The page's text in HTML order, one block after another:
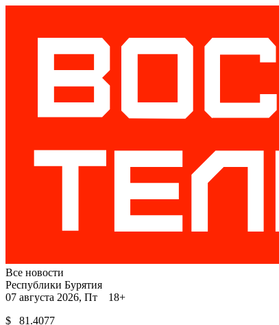
Все новости
Республики Бурятия
07 августа 2026, Пт 18+
$ 81.4077